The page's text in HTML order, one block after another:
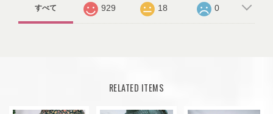
すべて 929 18 0
RELATED ITEMS